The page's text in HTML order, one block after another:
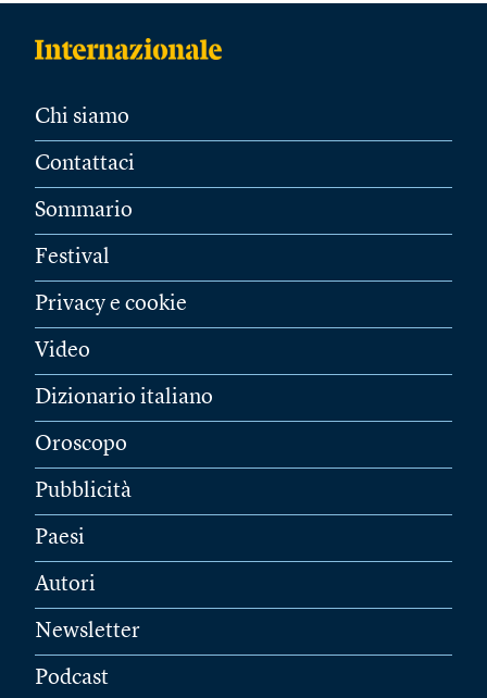
Chi siamo
Contattaci
Sommario
Festival
Privacy e cookie
Video
Dizionario italiano
Oroscopo
Pubblicità
Paesi
Autori
Newsletter
Podcast